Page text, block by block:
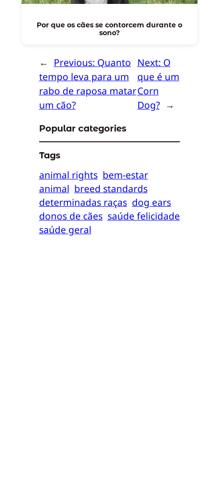
Por que os cães se contorcem durante o
sono?
← Previous: Quanto
tempo leva para um
rabo de raposa matar
um cão?
Next: O
que é um
Corn
Dog? →
Popular categories
Tags
animal rights bem-estar
animal breed standards
determinadas raças dog ears
donos de cães saúde felicidade
saúde geral